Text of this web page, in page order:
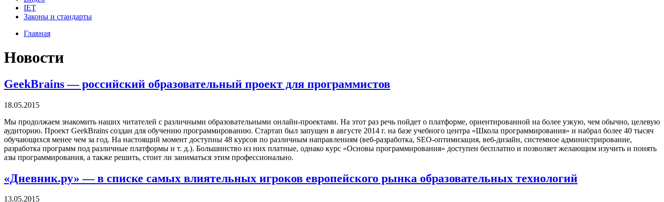
IET
Законы и стандарты
Главная
Новости
GeekBrains — российский образовательный проект для программистов
18.05.2015
Мы продолжаем знакомить наших читателей с различными образовательными онлайн-проектами. На этот раз речь пойдет о платформе, ориентированной на более узкую, чем обычно, целевую
аудиторию. Проект GeekBrains создан для обучению программированию. Стартап был запущен в августе 2014 г. на базе учебного центра «Школа программирования» и набрал более 40 тысяч
обучающихся менее чем за год. На настоящий момент доступны 48 курсов по различным направлениям (веб-разработка, SEO-оптимизация, веб-дизайн, системное администрирование,
разработка программ под различные платформы и т. д.). Большинство из них платные, однако курс «Основы программирования» доступен бесплатно и позволяет желающим изучить и понять
азы программирования, а также решить, стоит ли заниматься этим профессионально.
«Дневник.ру» — в списке самых влиятельных игроков европейского рынка образовательных технологий
13.05.2015